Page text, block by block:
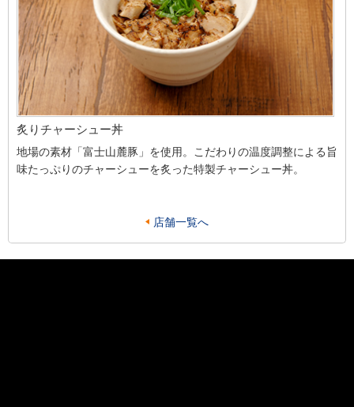
炙りチャーシュー丼
地場の素材「富士山麓豚」を使用。こだわりの温度調整による旨
味たっぷりのチャーシューを炙った特製チャーシュー丼。
店舗一覧へ